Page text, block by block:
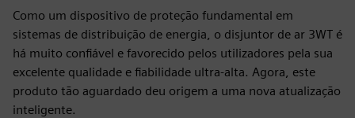
Como um dispositivo de proteção fundamental em
sistemas de distribuição de energia, o disjuntor de ar 3WT é
há muito confiável e favorecido pelos utilizadores pela sua
excelente qualidade e fiabilidade ultra-alta. Agora, este
produto tão aguardado deu origem a uma nova atualização
inteligente.